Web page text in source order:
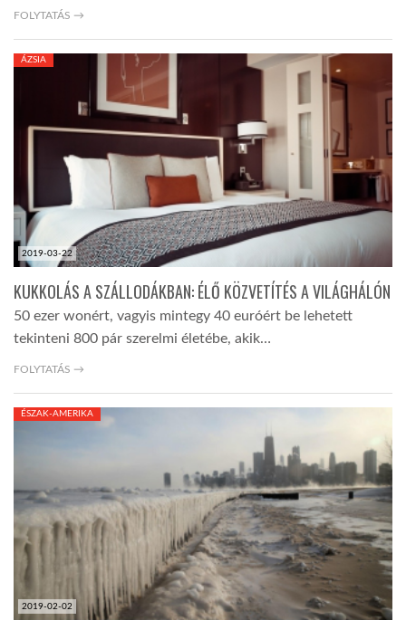
FOLYTATÁS →
2019-03-22
ÁZSIA
KUKKOLÁS A SZÁLLODÁKBAN: ÉLŐ KÖZVETÍTÉS A VILÁGHÁLÓN
50 ezer wonért, vagyis mintegy 40 euróért be lehetett
tekinteni 800 pár szerelmi életébe, akik…
FOLYTATÁS →
2019-02-02
ÉSZAK-AMERIKA